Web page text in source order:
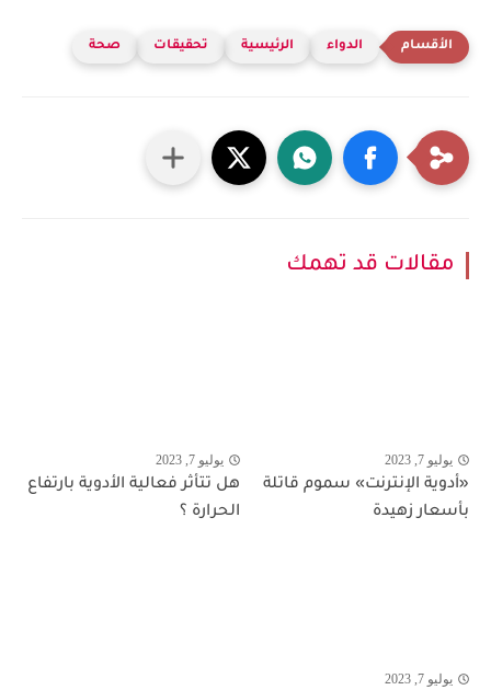
الدواء الرئيسية تحقيقات صحة
مقالات قد تهمك
يوليو 7, 2023
«أدوية الإنترنت» سموم قاتلة
بأسعار زهيدة
يوليو 7, 2023
هل تتأثر فعالية الأدوية بارتفاع
الحرارة ؟
يوليو 7, 2023